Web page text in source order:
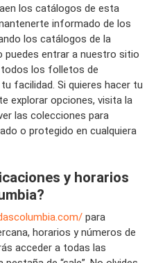
los catálogos de esta
informado de los
los catálogos de la
puedes entrar a nuestro sitio
todos los folletos de
facilidad. Si quieres hacer tu
explorar opciones, visita la
las colecciones para
o protegido en cualquiera
y horarios
para
horarios y números de
acceder a todas las